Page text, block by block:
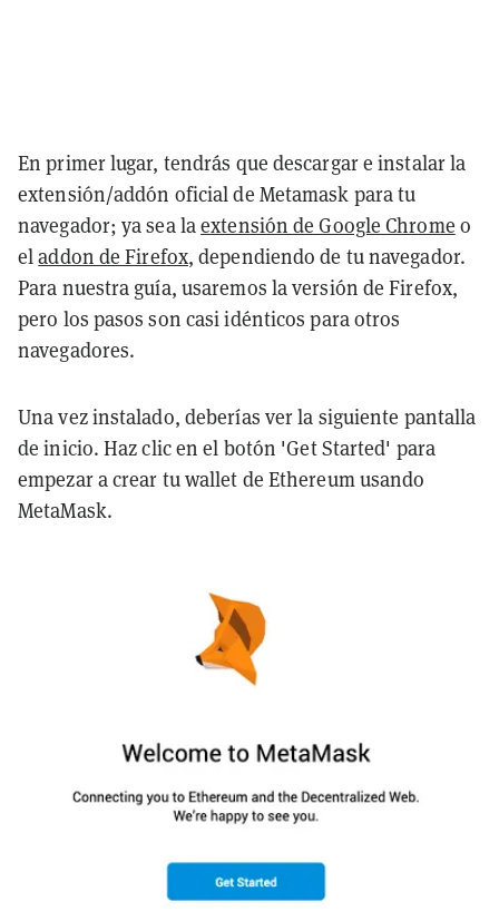
En primer lugar, tendrás que descargar e instalar la
extensión/addón oficial de Metamask para tu
navegador; ya sea laextensión de Google Chrome o
eladdon de Firefox, dependiendo de tu navegador.
Para nuestra guía, usaremos la versión de Firefox,
pero los pasos son casi idénticos para otros
navegadores.
Una vez instalado, deberías ver la siguiente pantalla
de inicio. Haz clic en el botón 'Get Started' para
empezar a crear tu wallet de Ethereum usando
MetaMask.